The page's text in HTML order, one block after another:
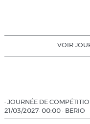
VOIR
· JOURNÉE DE
21/03/2027· 00:00 · BERIO